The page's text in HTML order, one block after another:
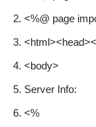
<%@ page
<body>
Server Info:
<%